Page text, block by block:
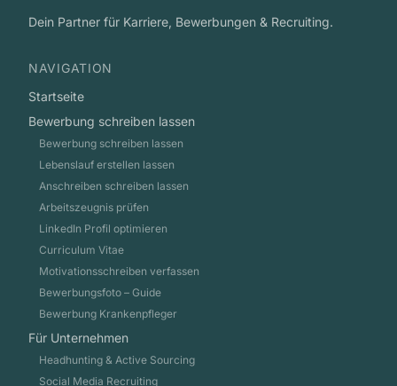
Dein Partner für Karriere, Bewerbungen & Recruiting.
NAVIGATION
Startseite
Bewerbung schreiben lassen
Bewerbung schreiben lassen
Lebenslauf erstellen lassen
Anschreiben schreiben lassen
Arbeitszeugnis prüfen
LinkedIn Profil optimieren
Curriculum Vitae
Motivationsschreiben verfassen
Bewerbungsfoto – Guide
Bewerbung Krankenpfleger
Für Unternehmen
Headhunting & Active Sourcing
Social Media Recruiting